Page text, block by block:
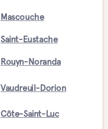
Mascouche
Saint-Eustache
Rouyn-Noranda
Vaudreuil-Dorion
Côte-Saint-Luc